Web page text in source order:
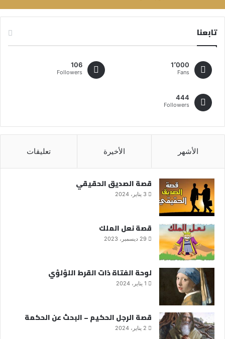
تابعنا
1٬000
Fans
106
Followers
444
Followers
الأشهر الأخيرة تعليقات
قصة الصديق الحقيقي
3 يناير، 2024
قصة نعل الملك
29 ديسمبر، 2023
لوحة الفتاة ذات القرط اللؤلؤي
1 يناير، 2024
قصة الرجل الحكيم – البحث عن الحكمة
2 يناير، 2024